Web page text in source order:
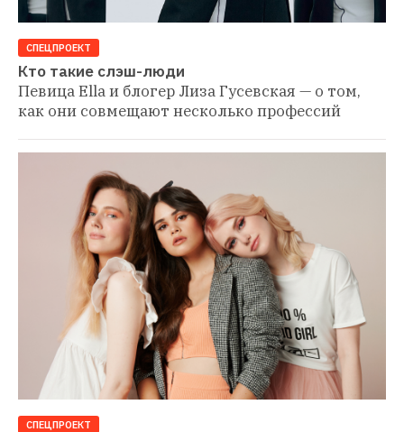
СПЕЦПРОЕКТ
Кто такие слэш-люди
Певица Ella и блогер Лиза Гусевская — о том,
как они совмещают несколько профессий
СПЕЦПРОЕКТ